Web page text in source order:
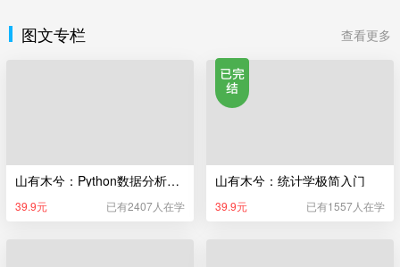
图文专栏 查看更多
山有木兮：Python数据分析极简入门
39.9元 已有2407人在学
山有木兮：统计学极简入门
39.9元 已有1557人在学